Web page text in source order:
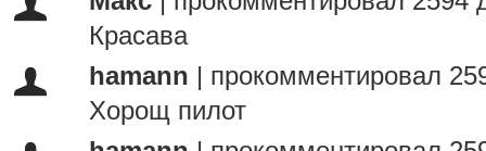
Красава
hamann
прокомментировал
Хорощ пилот